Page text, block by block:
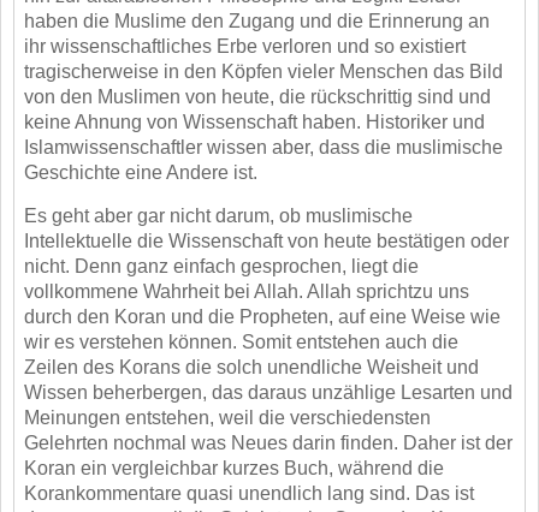
haben die Muslime den Zugang und die Erinnerung an
ihr wissenschaftliches Erbe verloren und so existiert
tragischerweise in den Köpfen vieler Menschen das Bild
von den Muslimen von heute, die rückschrittig sind und
keine Ahnung von Wissenschaft haben. Historiker und
Islamwissenschaftler wissen aber, dass die muslimische
Geschichte eineAndere ist.
Es geht aber gar nicht darum, ob muslimische
Intellektuelle die Wissenschaft von heute bestätigen oder
nicht. Denn ganz einfach gesprochen, liegt die
vollkommene Wahrheit bei Allah. Allah sprichtzu uns
durch den Koran und die Propheten, auf eine Weise wie
wir es verstehen können. Somitentstehen auch die
Zeilen des Korans die solch unendliche Weisheit und
Wissen beherbergen, das daraus unzählige Lesarten und
Meinungen entstehen, weil die verschiedensten
Gelehrten nochmal was Neues darin finden. Daher ist der
Koran ein vergleichbar kurzes Buch, während die
Korankommentare quasi unendlich lang sind. Das ist